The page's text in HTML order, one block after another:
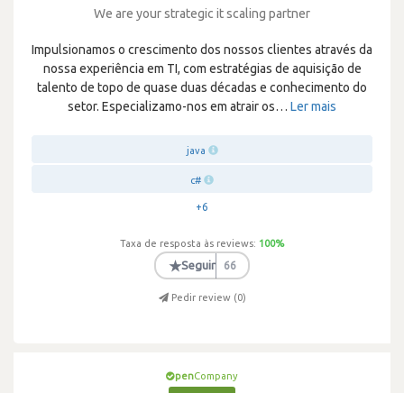
We are your strategic it scaling partner
Impulsionamos o crescimento dos nossos clientes através da
nossa experiência em TI, com estratégias de aquisição de
talento de topo de quase duas décadas e conhecimento do
setor. Especializamo-nos em atrair os… Ler mais
java
c#
+6
Taxa de resposta às reviews: 100%
★Seguir 66
Pedir review (0)
penCompany